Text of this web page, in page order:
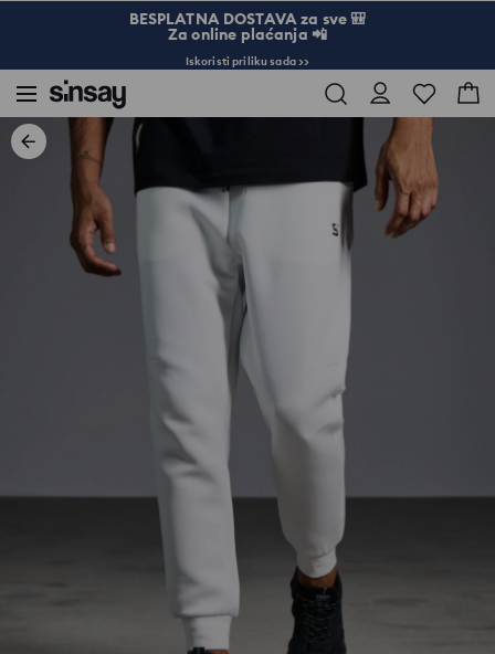
BESPLATNA DOSTAVA za sve 🎒
Za online plaćanja 📲
Iskoristi priliku sada >>